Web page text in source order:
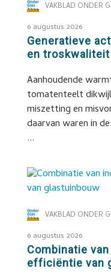
VAKBLAD ONDER
6 augustus 2026
Generatieve
en
Aanhoudende
tomatenteelt
miszetting en
daarvan waren in
...
VAKBLAD ONDER
6 augustus 2026
Combinatie
efficiëntie van